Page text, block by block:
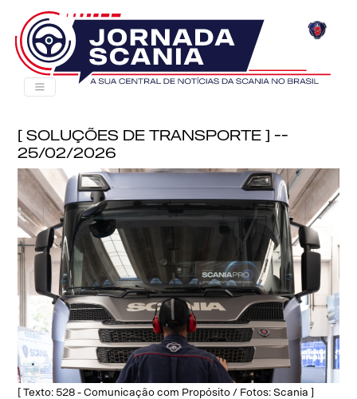
[ Soluções de Transporte ] --
25/02/2026
[ Texto: 528 - Comunicação com Propósito / Fotos: Scania ]